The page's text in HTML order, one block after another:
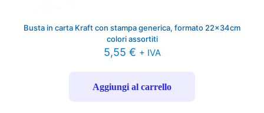
Busta in carta Kraft con stampa generica, formato 22x34cm
colori assortiti
5,55 € + IVA
Aggiungi al carrello